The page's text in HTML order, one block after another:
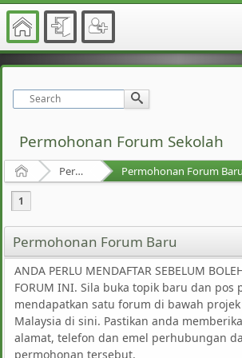
Permohonan Forum Sekolah
Home Permohonan Forum Sekolah Malaysia Permohonan Forum Baru
1
Permohonan Forum Baru
ANDA PERLU MENDAFTAR SEBELUM
FORUM INI. Sila buka topik baru dan pos
mendapatkan satu forum di bawah projek
Malaysia di sini. Pastikan anda
alamat, telefon dan emel perhubungan
permohonan tersebut.